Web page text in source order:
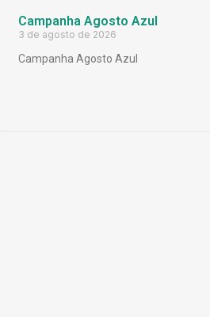
Campanha Agosto Azul
3 de agosto de 2026
Campanha Agosto Azul